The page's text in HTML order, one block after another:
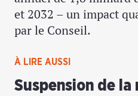
et 2032 – un impact
par le Conseil.
À LIRE AUSSI
Suspension de